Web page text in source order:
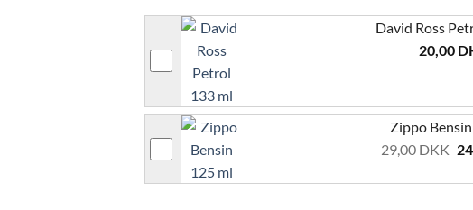
David Ross
20,00
Zippo
29,00DKK